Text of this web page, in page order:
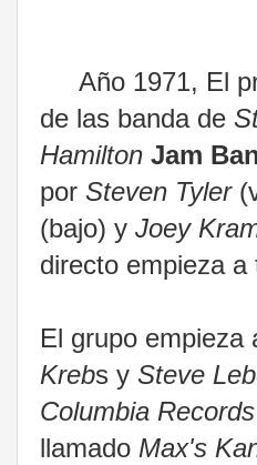
Año 1971, El
de las banda de
Hamilton Jam
por Steven Tyler
(bajo) y Joey
directo empieza
El grupo empieza
Krebs y Steve
Columbia Records
llamado Max's